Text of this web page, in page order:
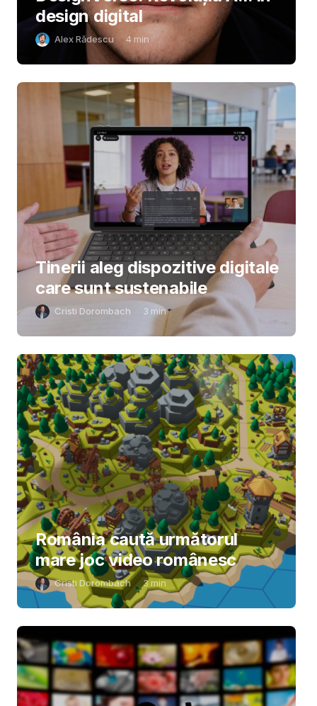
design digital
Alex Rădescu 4 min
Tinerii aleg dispozitive digitale
care sunt sustenabile
Cristi Dorombach 3 min
România caută următorul
mare joc video românesc
Cristi Dorombach 3min